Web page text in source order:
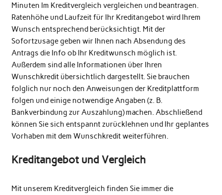
Minuten Im Kreditvergleich vergleichen und beantragen.
Ratenhöhe und Laufzeit für Ihr Kreditangebot wird Ihrem
Wunsch entsprechend berücksichtigt. Mit der
Sofortzusage geben wir Ihnen nach Absendung des
Antrags die Info ob Ihr Kreditwunsch möglich ist.
Außerdem sind alle Informationen über Ihren
Wunschkredit übersichtlich dargestellt. Sie brauchen
folglich nur noch den Anweisungen der Kreditplattform
folgen und einige notwendige Angaben (z. B.
Bankverbindung zur Auszahlung) machen. Abschließend
können Sie sich entspannt zurücklehnen und Ihr geplantes
Vorhaben mit dem Wunschkredit weiterführen.
Kreditangebot und Vergleich
Mit unserem Kreditvergleich finden Sie immer die